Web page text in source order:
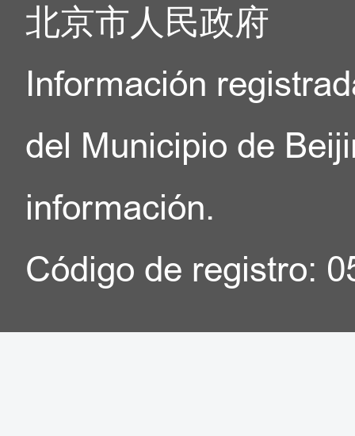
北京市人民政府
Información
del Municipio de
información.
Código de registro: